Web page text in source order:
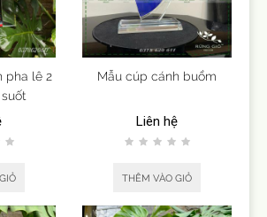
pha lê 2
Mẫu cúp cánh buồm
Liên hệ
THÊM VÀO GIỎ